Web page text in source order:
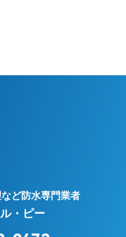
ど防水専門業者
・ピー